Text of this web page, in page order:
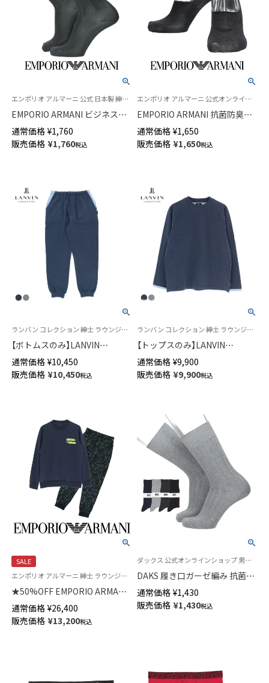
エンポリオ アルマーニ 公式 日本製 紳士 靴下
EMPORIO ARMANI ビジネスソ
ックス 抗菌防臭 イーグルスト
ライプ ミドル丈 メンズ
02312570
通常価格 ¥1,760
販売価格 ¥1,760税込
エンポリオ アルマーニ 公式オンラインショップ 紳士 靴下
EMPORIO ARMANI 抗菌防臭
Hold&Fit 深履きフットカバー
カバーソックス メンズ
02322370
通常価格 ¥1,650
販売価格 ¥1,650税込
ランバン コレクション 紳士 ラウンジウェア 長ズボン 公式オンラインショップ
【ボトムスのみ】LANVIN
COLLECTION ロングパンツ 接
結天竺 バイカラー無地 綿100%
前開き スウェットパンツ メン
通常価格 ¥10,450
販売価格 ¥10,450税込
ランバン コレクション 紳士 ラウンジウェア 公式オンラインショップ 男性 部屋着 ルームウェア
【トップスのみ】LANVIN
COLLECTION 長袖 ラウンジウ
ェア 接結天竺 バイカラー 無地
綿100% メンズ 54444016
通常価格 ¥9,900
販売価格 ¥9,900税込
SALE
エンポリオ アルマーニ 紳士 ラウンジウェア 公式オンラインショップ
★50%OFF EMPORIO ARMANI
ストレッチコットン パジャマ
上下セット SPARKRING STARS
PYJAMAS オリジナル巾着バッグ
通常価格 ¥26,400
販売価格 ¥13,200税込
ダックス 公式オンラインショップ 男性 靴下
DAKS 履き口ガーゼ編み 抗菌防
臭 ビジネスソックス エクステ
ンドヒール 無地 リブ クルー丈
メンズ 小寸 大寸 02502717
通常価格 ¥1,430
販売価格 ¥1,430税込